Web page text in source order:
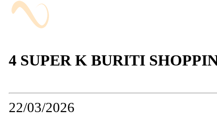
4 SUPER K BURITI
22/03/2026